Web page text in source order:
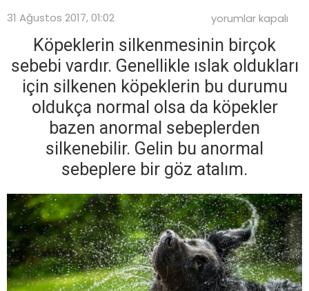
31 Ağustos 2017, 01:02
Köpeğiniz
değilken
de
silkeleniyorsa
dikkat!
için
yorumlar kapalı
Köpeklerin silkenmesinin birçok
sebebi vardır. Genellikle ıslak oldukları
için silkenen köpeklerin bu durumu
oldukça normal olsa da köpekler
bazen anormal sebeplerden
silkenebilir. Gelin bu anormal
sebeplere bir göz atalım.